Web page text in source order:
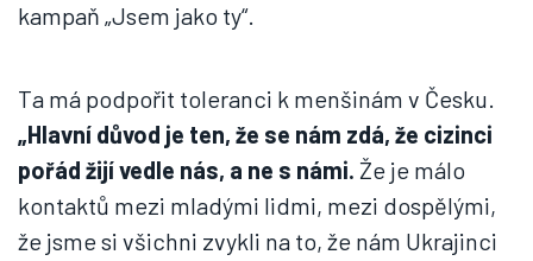
kampaň „Jsem jako ty“.
Ta má podpořit toleranci k menšinám v Česku.
„Hlavní důvod je ten, že se nám zdá, že cizinci
pořád žijí vedle nás, a ne s námi. Že je málo
kontaktů mezi mladými lidmi, mezi dospělými,
že jsme si všichni zvykli na to, že nám Ukrajinci